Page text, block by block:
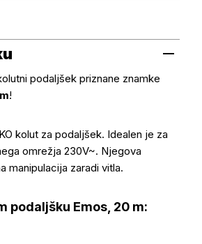
podaljšek priznane znamke
!
kolut za podaljšek. Idealen je za
omrežja 230V~. Njegova
manipulacija zaradi vitla.
podaljšku Emos, 20 m: